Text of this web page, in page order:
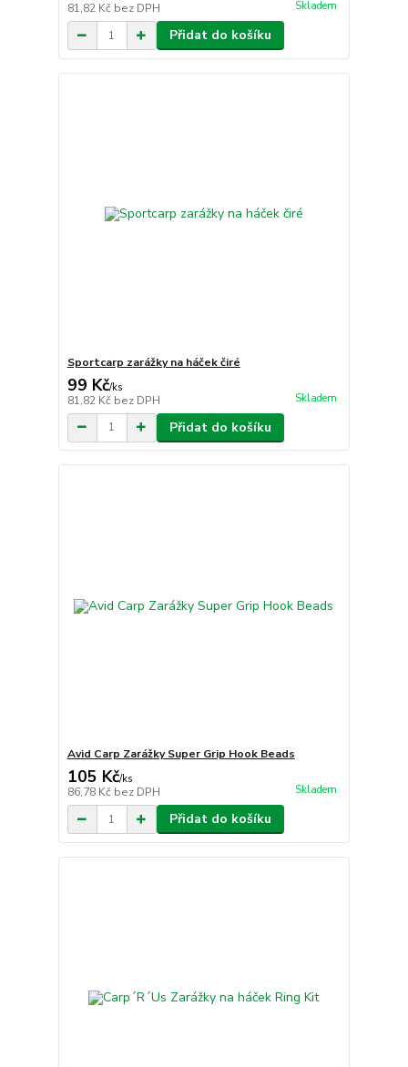
81,82 Kč bez DPH Skladem
Přidat do košíku
Sportcarp zarážky na háček čiré
99 Kč/ks
81,82 Kč bez DPH Skladem
Přidat do košíku
Avid Carp Zarážky Super Grip Hook Beads
105 Kč/ks
86,78 Kč bez DPH Skladem
Přidat do košíku